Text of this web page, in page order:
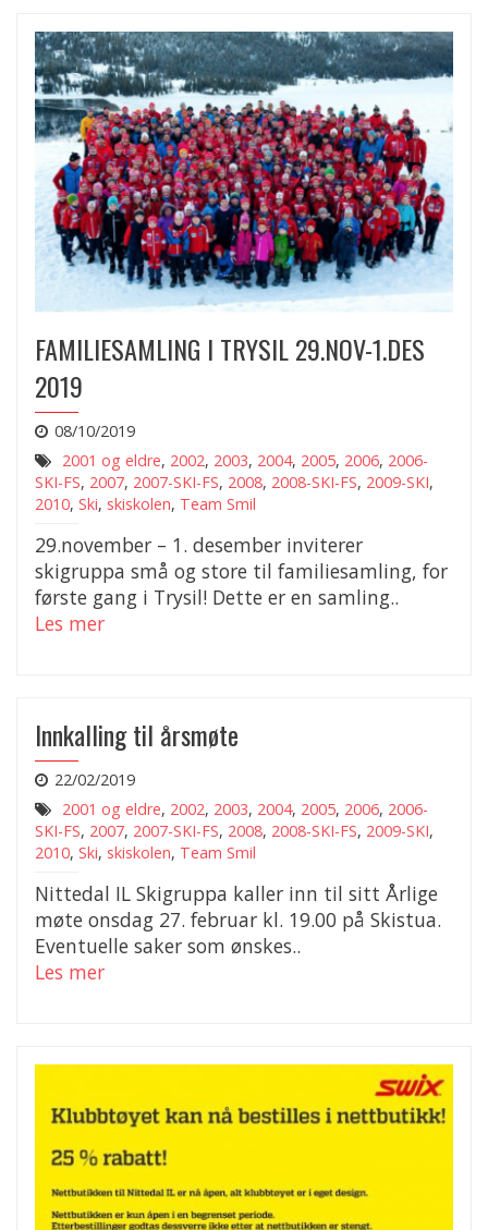
FAMILIESAMLING I TRYSIL 29.NOV-1.DES
2019
08/10/2019
2001 og eldre, 2002, 2003, 2004, 2005, 2006, 2006-
SKI-FS, 2007, 2007-SKI-FS, 2008, 2008-SKI-FS, 2009-SKI,
2010, Ski, skiskolen, Team Smil
29.november – 1. desember inviterer
skigruppa små og store til familiesamling, for
første gang i Trysil! Dette er en samling..
Les mer
Innkalling til årsmøte
22/02/2019
2001 og eldre, 2002, 2003, 2004, 2005, 2006, 2006-
SKI-FS, 2007, 2007-SKI-FS, 2008, 2008-SKI-FS, 2009-SKI,
2010, Ski, skiskolen, Team Smil
Nittedal IL Skigruppa kaller inn til sitt Årlige
møte onsdag 27. februar kl. 19.00 på Skistua.
Eventuelle saker som ønskes..
Les mer